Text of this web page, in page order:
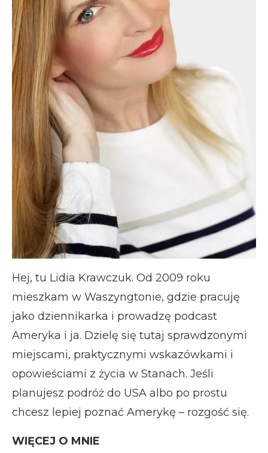
Hej, tu Lidia Krawczuk. Od 2009 roku
mieszkam w Waszyngtonie, gdzie pracuję
jako dziennikarka i prowadzę podcast
Ameryka i ja. Dzielę się tutaj sprawdzonymi
miejscami, praktycznymi wskazówkami i
opowieściami z życia w Stanach. Jeśli
planujesz podróż do USA albo po prostu
chcesz lepiej poznać Amerykę – rozgość się.
WIĘCEJ O MNIE